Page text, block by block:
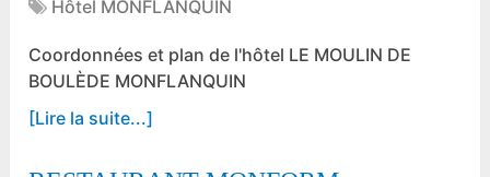
Hôtel MONFLANQUIN
Coordonnées et plan de l'hôtel LE MOULIN DE
BOULÈDE MONFLANQUIN
[Lire la suite...]